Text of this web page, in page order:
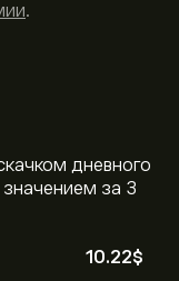
дневного
за 3
10.22‎$‎
.